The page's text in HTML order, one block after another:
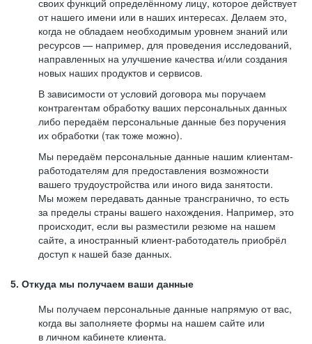
своих функций определённому лицу, которое действует
от нашего имени или в наших интересах. Делаем это,
когда не обладаем необходимым уровнем знаний или
ресурсов — например, для проведения исследований,
направленных на улучшение качества и/или создания
новых наших продуктов и сервисов.
В зависимости от условий договора мы поручаем
контрагентам обработку ваших персональных данных
либо передаём персональные данные без поручения
их обработки (так тоже можно).
Мы передаём персональные данные нашим клиентам-
работодателям для предоставления возможности
вашего трудоустройства или иного вида занятости.
Мы можем передавать данные трансгранично, то есть
за пределы страны вашего нахождения. Например, это
происходит, если вы разместили резюме на нашем
сайте, а иностранный клиент-работодатель приобрёл
доступ к нашей базе данных.
5. Откуда мы получаем ваши данные
Мы получаем персональные данные напрямую от вас,
когда вы заполняете формы на нашем сайте или
в личном кабинете клиента.